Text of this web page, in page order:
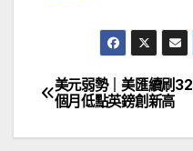
文
章
美元弱勢｜美匯續刷32
個月低點英鎊創新高